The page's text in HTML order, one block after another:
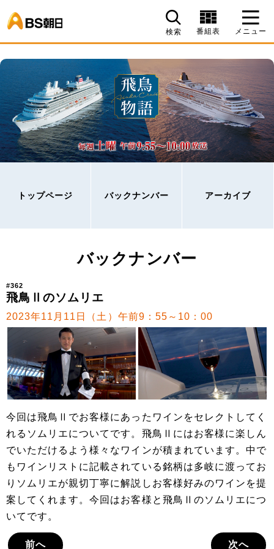
検索 番組表 メニュー
トップページ バックナンバー アーカイブ
バックナンバー
#362
飛鳥Ⅱのソムリエ
2023年11月11日（土）午前9：55～10：00
今回は飛鳥Ⅱでお客様にあったワインをセレクトしてく
れるソムリエについてです。飛鳥Ⅱにはお客様に楽しん
でいただけるよう様々なワインが積まれています。中で
もワインリストに記載されている銘柄は多岐に渡ってお
りソムリエが親切丁寧に解説しお客様好みのワインを提
案してくれます。今回はお客様と飛鳥Ⅱのソムリエにつ
いてです。
前へ 次へ